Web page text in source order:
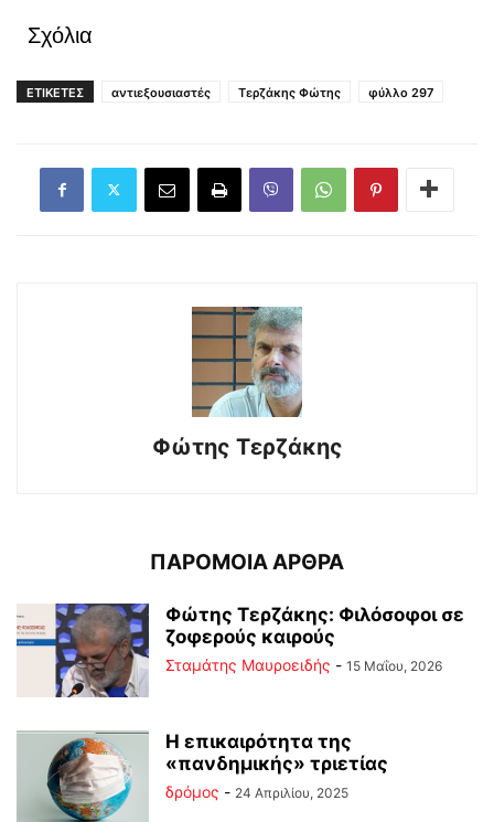
Σχόλια
ΕΤΙΚΕΤΕΣ αντιεξουσιαστές Τερζάκης Φώτης φύλλο 297
Φώτης Τερζάκης
ΠΑΡΟΜΟΙΑ ΑΡΘΡΑ
Φώτης Τερζάκης: Φιλόσοφοι σε
ζοφερούς καιρούς
Σταμάτης Μαυροειδής - 15 Μαΐου, 2026
Η επικαιρότητα της
«πανδημικής» τριετίας
δρόμος - 24 Απριλίου, 2025